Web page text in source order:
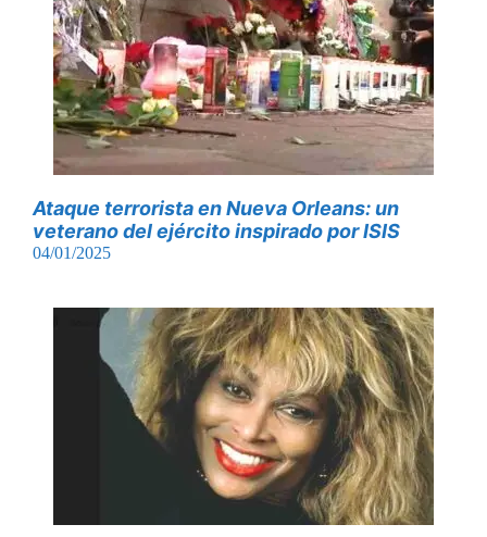
Ataque terrorista en Nueva Orleans: un
veterano del ejército inspirado por ISIS
04/01/2025